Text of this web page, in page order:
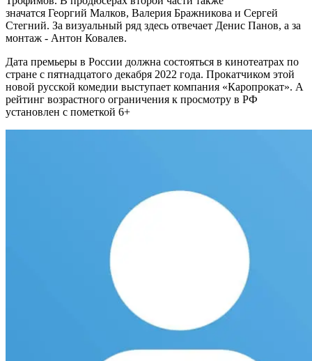
значатся Георгий Малков, Валерия Бражникова и Сергей
Стегний. За визуальный ряд здесь отвечает Денис Панов, а за
монтаж - Антон Ковалев.
Дата премьеры в России должна состояться в кинотеатрах по
стране с пятнадцатого декабря 2022 года. Прокатчиком этой
новой русской комедии выступает компания «Каропрокат». А
рейтинг возрастного ограничения к просмотру в РФ
установлен с пометкой 6+